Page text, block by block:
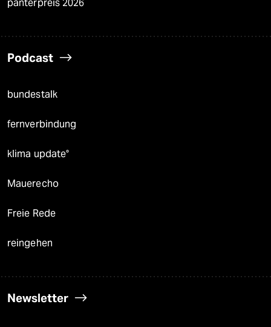
panterpreis 2026
Podcast
bundestalk
fernverbindung
klima update°
Mauerecho
Freie Rede
reingehen
Newsletter